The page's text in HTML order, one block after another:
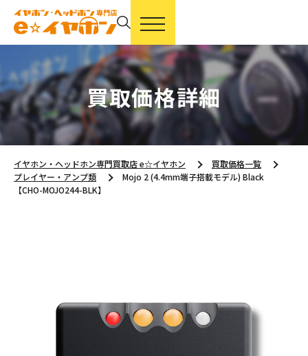
買取価格詳細
イヤホン・ヘッドホン専門買取店 e☆イヤホン
買取価格一覧
プレイヤー・アンプ類
Mojo 2 (4.4mm端子搭載モデル) Black
【CHO-MOJO244-BLK】